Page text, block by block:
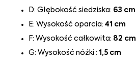
D: Głębokość siedziska: 63 cm
E: Wysokość oparcia: 41 cm
F: Wysokość całkowita: 82 cm
G: Wysokość nóżki : 1,5 cm